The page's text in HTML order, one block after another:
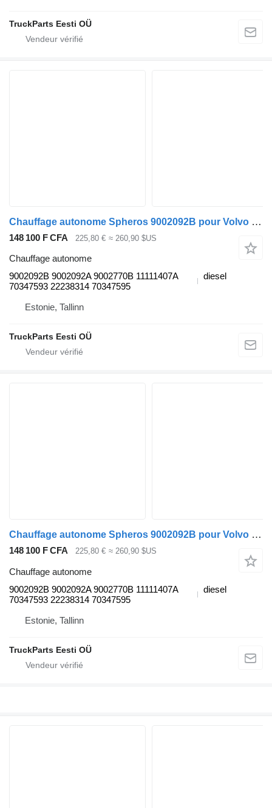
TruckParts Eesti OÜ
Chauffage autonome Spheros 9002092B pour Volvo B6, B7, B9, B10, B12 bus (1978-2011)
148 100 F CFA 225,80 € ≈ 260,90 $US
Chauffage autonome
9002092B 9002092A 9002770B 11111407A
70347593 22238314 70347595
diesel
Estonie, Tallinn
TruckParts Eesti OÜ
Chauffage autonome Spheros 9002092B pour Volvo B6, B7, B9, B10, B12 bus (1978-2011)
148 100 F CFA 225,80 € ≈ 260,90 $US
Chauffage autonome
9002092B 9002092A 9002770B 11111407A
70347593 22238314 70347595
diesel
Estonie, Tallinn
TruckParts Eesti OÜ